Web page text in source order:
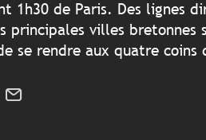
1h30 de Paris. Des lignes
principales villes
se rendre aux quatre coins